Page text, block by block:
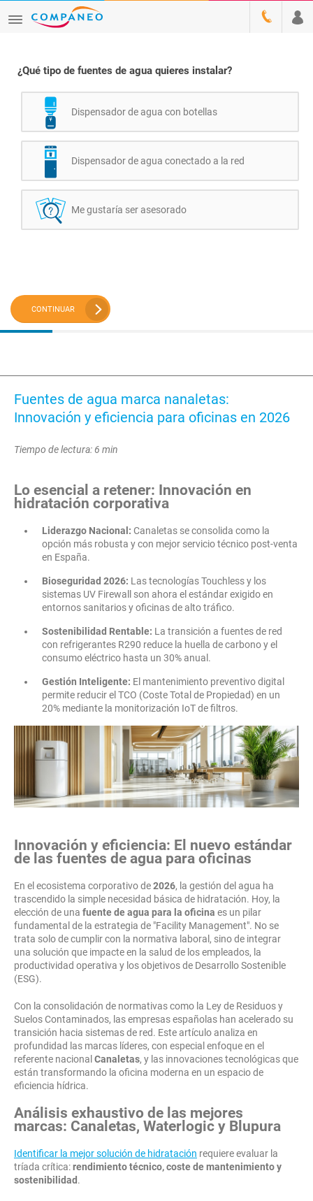
¿Qué tipo de fuentes de agua quieres instalar?
Dispensador de agua con botellas
Dispensador de agua conectado a la red
Me gustaría ser asesorado
CONTINUAR
Fuentes de agua marca nanaletas:
Innovación y eficiencia para oficinas en 2026
Tiempo de lectura: 6 min
Lo esencial a retener: Innovación en
hidratación corporativa
Liderazgo Nacional: Canaletas se consolida como la
opción más robusta y con mejor servicio técnico post-venta
en España.
Bioseguridad 2026: Las tecnologías Touchless y los
sistemas UV Firewall son ahora el estándar exigido en
entornos sanitarios y oficinas de alto tráfico.
Sostenibilidad Rentable: La transición a fuentes de red
con refrigerantes R290 reduce la huella de carbono y el
consumo eléctrico hasta un 30% anual.
Gestión Inteligente: El mantenimiento preventivo digital
permite reducir el TCO (Coste Total de Propiedad) en un
20% mediante la monitorización IoT de filtros.
Innovación y eficiencia: El nuevo estándar
de las fuentes de agua para oficinas
En el ecosistema corporativo de2026, la gestión del agua ha
trascendido la simple necesidad básica de hidratación. Hoy, la
elección de una fuente de agua para la oficina es un pilar
fundamental de la estrategia de "Facility Management". No se
trata solo de cumplir con la normativa laboral, sino de integrar
una solución que impacte en la salud de los empleados, la
productividad operativa y los objetivos de Desarrollo Sostenible
(ESG).
Con la consolidación de normativas como la Ley de Residuos y
Suelos Contaminados, las empresas españolas han acelerado su
transición hacia sistemas de red. Este artículo analiza en
profundidad las marcas líderes, con especial enfoque en el
referente nacional Canaletas, y las innovaciones tecnológicas que
están transformando la oficina moderna en un espacio de
eficiencia hídrica.
Análisis exhaustivo de las mejores
marcas: Canaletas, Waterlogic y Blupura
Identificar la mejor solución de hidratación requiere evaluar la
tríada crítica:rendimiento técnico, coste de mantenimiento y
sostenibilidad.